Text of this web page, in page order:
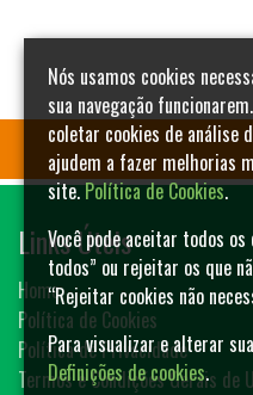
Links Úteis
Home
Política de Cookies
Política de Privacidade
Termos e Condições Gerais de
Nós usamos cookies
sua navegação
coletar cookies de análise
ajudem a fazer melhorias
site.Política de Cookies.
Você pode aceitar todos
todos” ou rejeitar os que
“Rejeitar cookies não
Para visualizar e alterar
Definições de cookies.